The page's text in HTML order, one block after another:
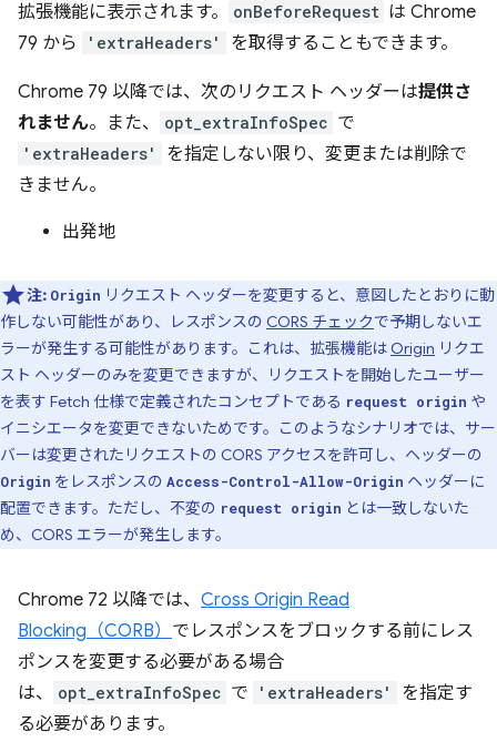
拡張機能に表示されます。
onBeforeRequest は Chrome
79 から
'extraHeaders' を取得することもできます。
Chrome 79 以降では、次のリクエスト ヘッダーは提供さ
れません。また、 opt_extraInfoSpec で
'extraHeaders'
を指定しない限り、変更または削除で
きません。
出発地
注: Origin リクエスト ヘッダーを変更すると、意図したとおりに動
作しない可能性があり、レスポンスの CORS チェックで予期しないエ
ラーが発生する可能性があります。これは、拡張機能は Origin リクエ
スト ヘッダーのみを変更できますが、リクエストを開始したユーザー
を表す Fetch 仕様で定義されたコンセプトである request origin や
イニシエータを変更できないためです。このようなシナリオでは、サー
バーは変更されたリクエストの CORS アクセスを許可し、ヘッダーの
Origin をレスポンスの Access-Control-Allow-Origin ヘッダーに
配置できます。ただし、不変の request origin とは一致しないた
め、CORS エラーが発生します。
Chrome 72 以降では、 Cross Origin Read
Blocking（CORB） でレスポンスをブロックする前にレス
ポンスを変更する必要がある場合
は、
opt_extraInfoSpec で 'extraHeaders'
を指定す
る必要があります。